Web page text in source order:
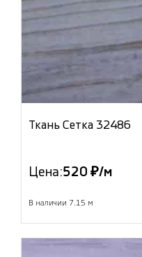
Ткань Сетка 32486
Цена:520 ₽/м
В наличии 7.15 м